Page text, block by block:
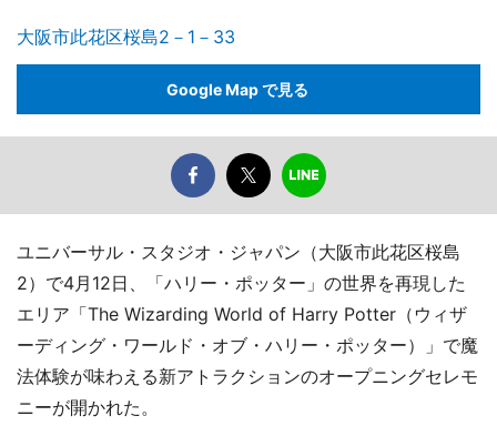
大阪市此花区桜島2－1－33
Google Map で見る
ユニバーサル・スタジオ・ジャパン（大阪市此花区桜島
2）で4月12日、「ハリー・ポッター」の世界を再現した
エリア「The Wizarding World of Harry Potter（ウィザ
ーディング・ワールド・オブ・ハリー・ポッター）」で魔
法体験が味わえる新アトラクションのオープニングセレモ
ニーが開かれた。